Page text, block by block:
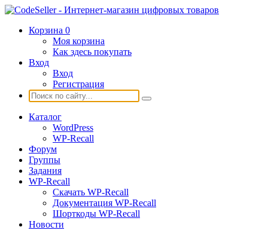
Корзина 0
Моя корзина
Как здесь покупать
Вход
Вход
Регистрация
Каталог
WordPress
WP-Recall
Форум
Группы
Задания
WP-Recall
Скачать WP-Recall
Документация WP-Recall
Шорткоды WP-Recall
Новости